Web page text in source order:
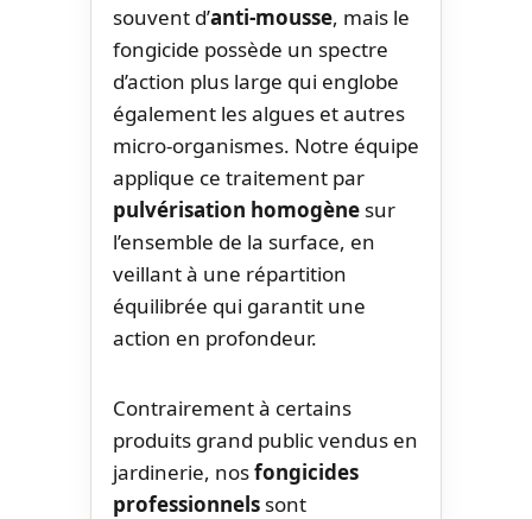
souvent d’anti-mousse, mais le
fongicide possède un spectre
d’action plus large qui englobe
également les algues et autres
micro-organismes. Notre équipe
applique ce traitement par
pulvérisation homogène sur
l’ensemble de la surface, en
veillant à une répartition
équilibrée qui garantit une
action en profondeur.
Contrairement à certains
produits grand public vendus en
jardinerie, nosfongicides
professionnels sont